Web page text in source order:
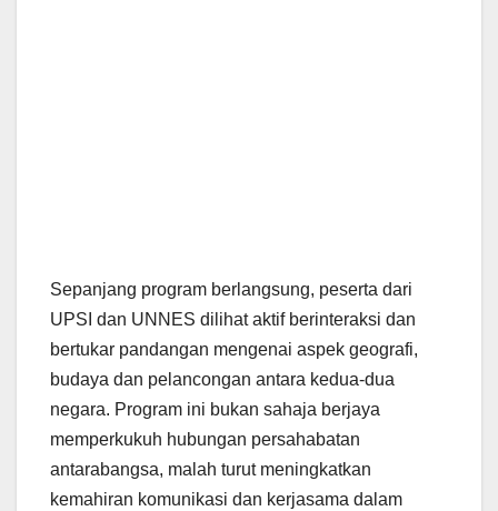
Sepanjang program berlangsung, peserta dari
UPSI dan UNNES dilihat aktif berinteraksi dan
bertukar pandangan mengenai aspek geografi,
budaya dan pelancongan antara kedua-dua
negara. Program ini bukan sahaja berjaya
memperkukuh hubungan persahabatan
antarabangsa, malah turut meningkatkan
kemahiran komunikasi dan kerjasama dalam